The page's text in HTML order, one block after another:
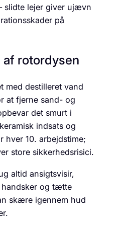
slidte lejer giver ujævn
på
rotordysen
med destilleret vand
at fjerne sand- og
det smurt i
indsats og
hver 10. arbejdstime;
store sikkerhedsrisici.
altid ansigtsvisir,
og tætte
skære igennem hud